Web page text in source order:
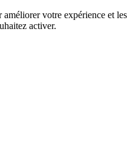
votre expérience et
activer.